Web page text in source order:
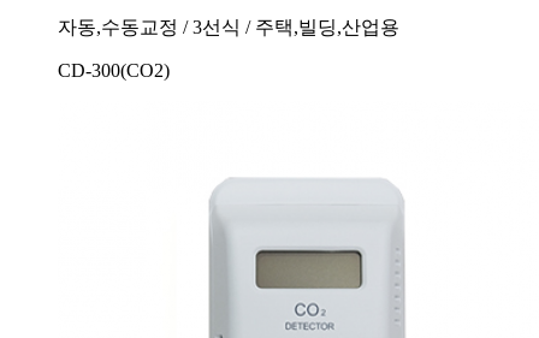
자동,수동교정 / 3선식 / 주택,빌딩,산업용
CD-300(CO2)